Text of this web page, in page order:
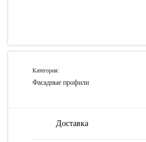
Категория:
Фасадные профили
Доставка